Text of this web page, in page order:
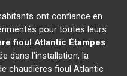
ont confiance en
pour toutes leurs
fioul Atlantic Étampes.
dans l'installation, la
chaudières fioul Atlantic